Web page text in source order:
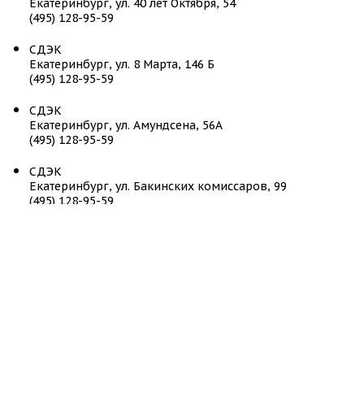
Екатеринбург, ул. 40 лет Октября, 54
(495) 128-95-59
СДЭК
Екатеринбург, ул. 8 Марта, 146 Б
(495) 128-95-59
СДЭК
Екатеринбург, ул. Амундсена, 56А
(495) 128-95-59
СДЭК
Екатеринбург, ул. Бакинских комиссаров, 99
(495) 128-95-59